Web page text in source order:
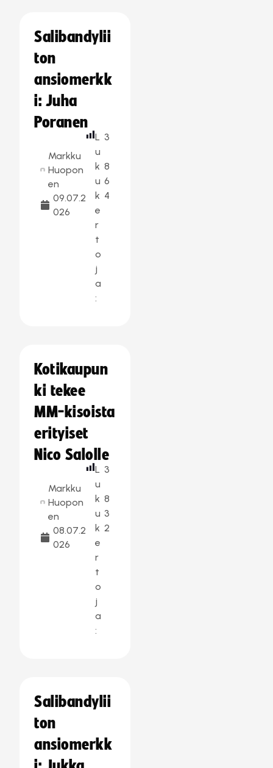
Salibandylii
ton
ansiomerkk
i: Juha
Poranen
Markku
Huopon
en
09.07.2
026
L
u
k
u
k
e
r
t
o
j
a
:
3
8
6
4
Kotikaupun
ki tekee
MM-kisoista
erityiset
Nico Salolle
Markku
Huopon
en
08.07.2
026
L
u
k
u
k
e
r
t
o
j
a
:
3
8
3
2
Salibandylii
ton
ansiomerkk